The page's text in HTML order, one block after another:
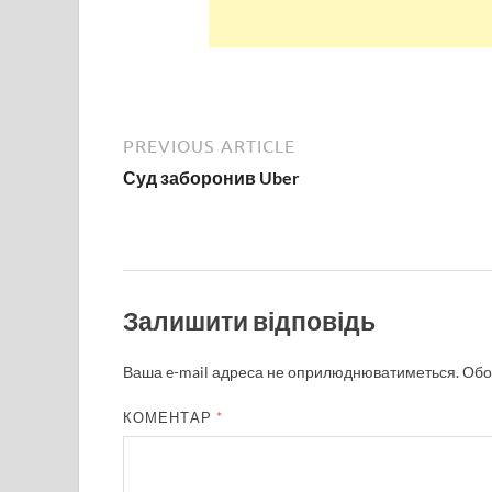
PREVIOUS ARTICLE
Суд заборонив Uber
Залишити відповідь
Ваша e-mail адреса не оприлюднюватиметься.
КОМЕНТАР *